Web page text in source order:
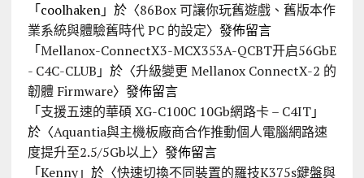
「coolhaken」於〈86Box 可讓你玩舊遊戲、舊版本作
業系統與體驗舊時代 PC 的設定〉發佈留言
「Mellanox-ConnectX3-MCX353A-QCBT开启56GbE
- C4C-CLUB 」於〈升級變更 Mellanox ConnectX-2 的
韌體 Firmware〉發佈留言
「支援五速的華碩 XG-C100C 10Gb網路卡 – C4IT」
於〈Aquantia與主機板廠商合作推動個人電腦網路速
度提升至2.5/5Gb以上〉發佈留言
「Kenny」於〈快速切換不同裝置的羅技K375s鍵盤與